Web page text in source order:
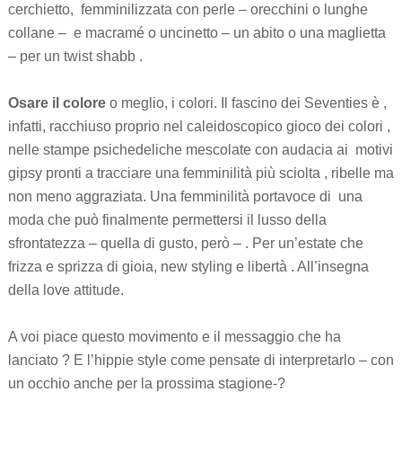
cerchietto, femminilizzata con perle – orecchini o lunghe
collane – e macramé o uncinetto – un abito o una maglietta
– per un twist shabb .
Osare il coloreo meglio, i colori. Il fascino dei Seventies è ,
infatti, racchiuso proprio nel caleidoscopico gioco dei colori ,
nelle stampe psichedeliche mescolate con audacia ai motivi
gipsy pronti a tracciare una femminilità più sciolta , ribelle ma
non meno aggraziata. Una femminilità portavoce di una
moda che può finalmente permettersi il lusso della
sfrontatezza – quella di gusto, però – . Per un’estate che
frizza e sprizza di gioia, new styling e libertà . All’insegna
della love attitude.
A voi piace questo movimento e il messaggio che ha
lanciato ? E l’hippie style come pensate di interpretarlo – con
un occhio anche per la prossima stagione-?